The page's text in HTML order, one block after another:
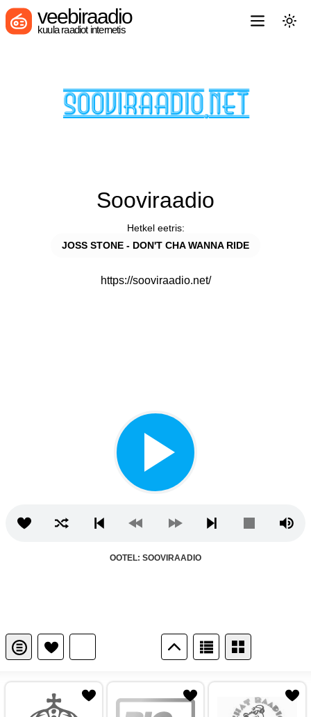
veebiraadio
kuula raadiot internetis
Sooviraadio
Hetkel eetris:
JOSS STONE - DON'T CHA WANNA RIDE
https://sooviraadio.net/
OOTEL: SOOVIRAADIO